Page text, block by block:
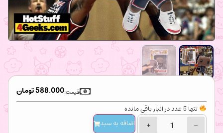
588.000تومان قیمت:
تنها 5 عدد در انبار باقی مانده
−
+ اضافه‌ به سبد